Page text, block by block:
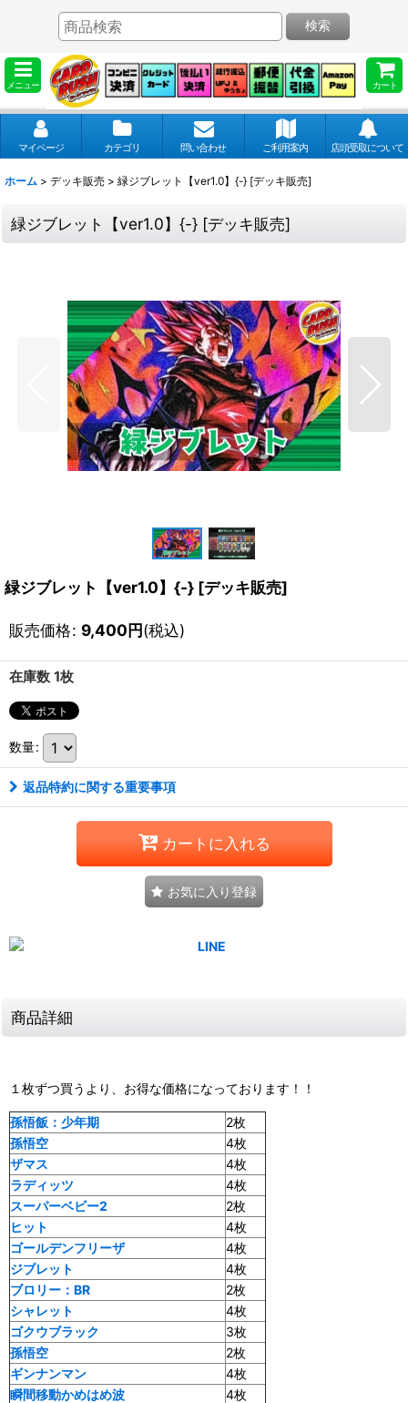
メニュー カート
検索
マイページ カテゴリ 問い合わせ ご利用案内 店頭受取について
ホーム > デッキ販売 > 緑ジブレット【ver1.0】{-} [デッキ販売]
緑ジブレット【ver1.0】{-} [デッキ販売]
緑ジブレット【ver1.0】{-} [デッキ販売]
販売価格: 9,400円(税込)
在庫数 1枚
数量:
返品特約に関する重要事項
カートに入れる
お気に入り登録
商品詳細
１枚ずつ買うより、お得な価格になっております！！
孫悟飯：少年期
2枚
孫悟空
4枚
ザマス
4枚
ラディッツ
4枚
スーパーベビー2
2枚
ヒット
4枚
ゴールデンフリーザ
4枚
ジブレット
4枚
ブロリー：BR
2枚
シャレット
4枚
ゴクウブラック
3枚
孫悟空
2枚
ギンナンマン
4枚
瞬間移動かめはめ波
4枚